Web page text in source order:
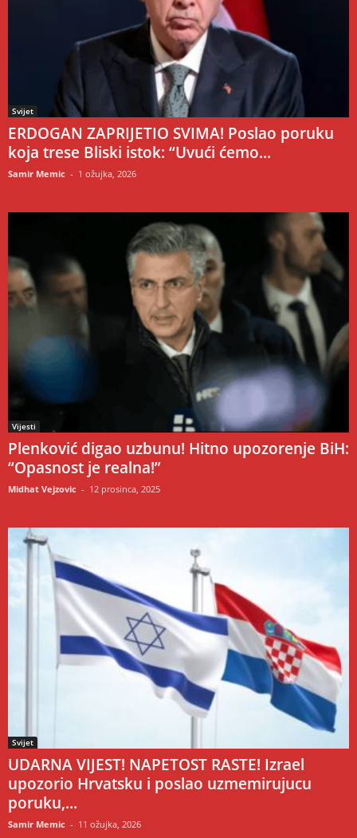
Svijet
ERDOGAN ZAPRIJETIO SVIMA! Poslao poruku
koja trese Bliski istok: “Uvući ćemo...
Samir Memic - 1 ožujka, 2026
Vijesti
Plenković digao uzbunu! Hitno upozorenje BiH:
“Opasnost je realna!”
Midhat Vejzovic - 12 prosinca, 2025
Svijet
UDARNA VIJEST! NAPETOST RASTE! Izrael
upozorio Hrvatsku i poslao uzmemirujucu
poruku,...
Samir Memic - 11 ožujka, 2026